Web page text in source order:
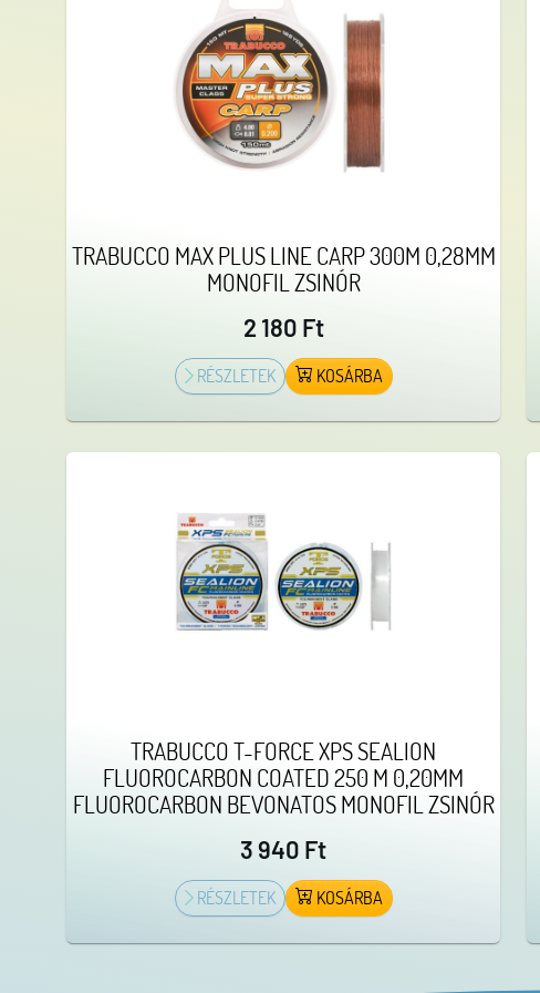
TRABUCCO MAX PLUS LINE CARP 300M 0,28MM
MONOFIL ZSINÓR
2 180 Ft
RÉSZLETEK KOSÁRBA
TRABUCCO T-FORCE XPS SEALION
FLUOROCARBON COATED 250 M 0,20MM
FLUOROCARBON BEVONATOS MONOFIL ZSINÓR
3 940 Ft
RÉSZLETEK KOSÁRBA